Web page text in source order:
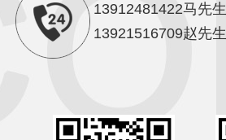
13912481422马先生
13921516709赵先生